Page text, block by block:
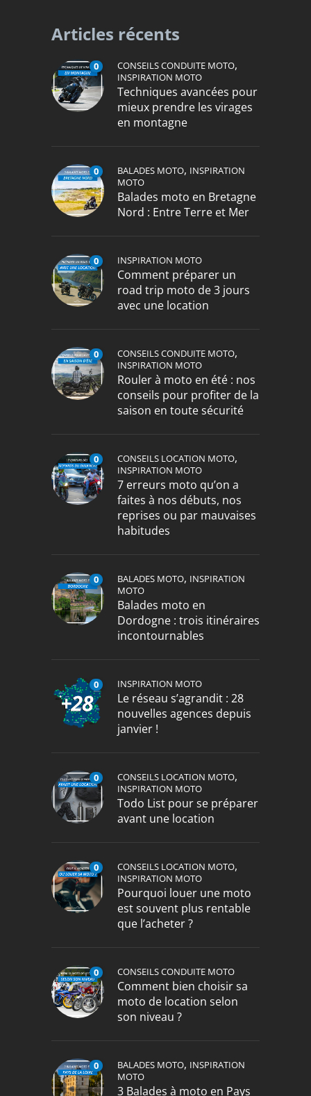
Articles récents
0 CONSEILS CONDUITE MOTO,
INSPIRATION MOTO
Techniques avancées pour
mieux prendre les virages
en montagne
0 BALADES MOTO, INSPIRATION
MOTO
Balades moto en Bretagne
Nord : Entre Terre et Mer
0 INSPIRATION MOTO
Comment préparer un
road trip moto de 3 jours
avec une location
0 CONSEILS CONDUITE MOTO,
INSPIRATION MOTO
Rouler à moto en été : nos
conseils pour profiter de la
saison en toute sécurité
0 CONSEILS LOCATION MOTO,
INSPIRATION MOTO
7 erreurs moto qu’on a
faites à nos débuts, nos
reprises ou par mauvaises
habitudes
0 BALADES MOTO, INSPIRATION
MOTO
Balades moto en
Dordogne : trois itinéraires
incontournables
0 INSPIRATION MOTO
Le réseau s’agrandit : 28
nouvelles agences depuis
janvier !
0 CONSEILS LOCATION MOTO,
INSPIRATION MOTO
Todo List pour se préparer
avant une location
0 CONSEILS LOCATION MOTO,
INSPIRATION MOTO
Pourquoi louer une moto
est souvent plus rentable
que l’acheter ?
0 CONSEILS CONDUITE MOTO
Comment bien choisir sa
moto de location selon
son niveau ?
0 BALADES MOTO, INSPIRATION
MOTO
3 Balades à moto en Pays